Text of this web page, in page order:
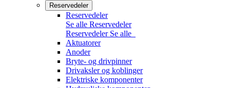
Reservedeler
Reservedeler
Se alle Reservedeler
Reservedeler Se alle
Aktuatorer
Anoder
Bryte- og drivpinner
Drivaksler og koblinger
Elektriske komponenter